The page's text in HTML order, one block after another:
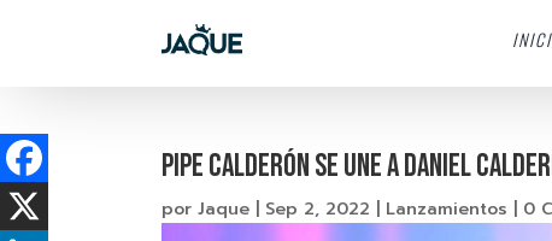
PIPE CALDERÓN SE UNE A DANIEL
porJaque | Sep 2, 2022 | Lanzamientos | 0